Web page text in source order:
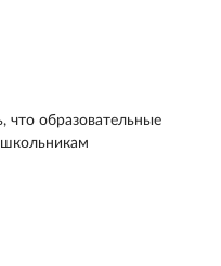
образовательные